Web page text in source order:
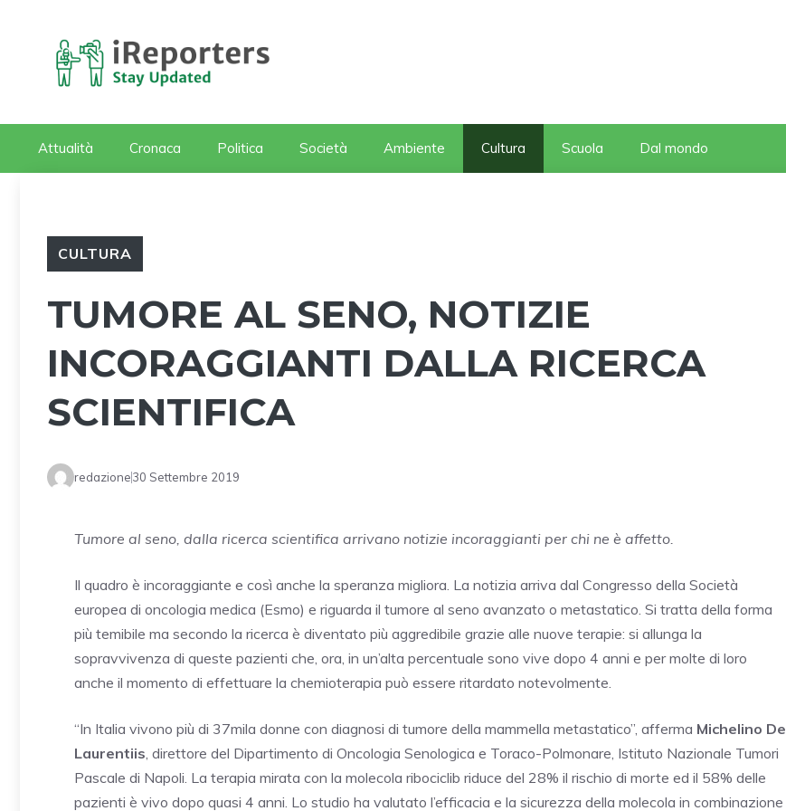
contenuto
Attualità Cronaca Politica Società Ambiente Cultura Scuola Dal mondo
CULTURA
TUMORE AL SENO, NOTIZIE
INCORAGGIANTI DALLA RICERCA
SCIENTIFICA
redazione30 Settembre 2019
Tumore al seno, dalla ricerca scientifica arrivano notizie incoraggianti per chi ne è affetto.
Il quadro è incoraggiante e così anche la speranza migliora. La notizia arriva dal Congresso della Società
europea di oncologia medica (Esmo) e riguarda il tumore al seno avanzato o metastatico. Si tratta della forma
più temibile ma secondo la ricerca è diventato più aggredibile grazie alle nuove terapie: si allunga la
sopravvivenza di queste pazienti che, ora, in un’alta percentuale sono vive dopo 4 anni e per molte di loro
anche il momento di effettuare la chemioterapia può essere ritardato notevolmente.
“In Italia vivono più di 37mila donne con diagnosi di tumore della mammella metastatico”, afferma Michelino De
Laurentiis, direttore del Dipartimento di Oncologia Senologica e Toraco-Polmonare, Istituto Nazionale Tumori
Pascale di Napoli. La terapia mirata con la molecola ribociclib riduce del 28% il rischio di morte ed il 58% delle
pazienti è vivo dopo quasi 4 anni. Lo studio ha valutato l’efficacia e la sicurezza della molecola in combinazione